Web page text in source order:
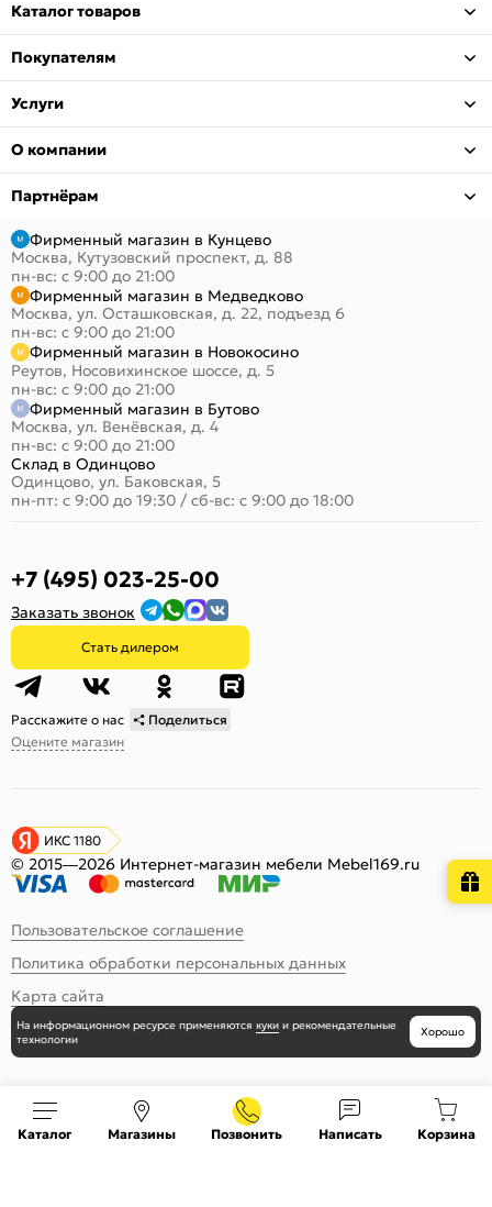
Каталог товаров
Покупателям
Услуги
О компании
Партнёрам
Фирменный магазин в Кунцево
Москва, Кутузовский проспект, д. 88
пн-вс: с 9:00 до 21:00
Фирменный магазин в Медведково
Москва, ул. Осташковская, д. 22, подъезд 6
пн-вс: с 9:00 до 21:00
Фирменный магазин в Новокосино
Реутов, Носовихинское шоссе, д. 5
пн-вс: с 9:00 до 21:00
Фирменный магазин в Бутово
Москва, ул. Венёвская, д. 4
пн-вс: с 9:00 до 21:00
Склад в Одинцово
Одинцово, ул. Баковская, 5
пн-пт: с 9:00 до 19:30 / сб-вс: с 9:00 до 18:00
+7 (495) 023-25-00
Заказать звонок
Стать дилером
Расскажите о нас
Поделиться
Оцените магазин
ИКС 1180
© 2015—2026 Интернет-магазин мебели Mebel169.ru
Пользовательское соглашение
Политика обработки персональных данных
Карта сайта
Каталог Магазины Позвонить Написать Корзина
На информационном ресурсе применяются куки и рекомендательные
технологии
Хорошо